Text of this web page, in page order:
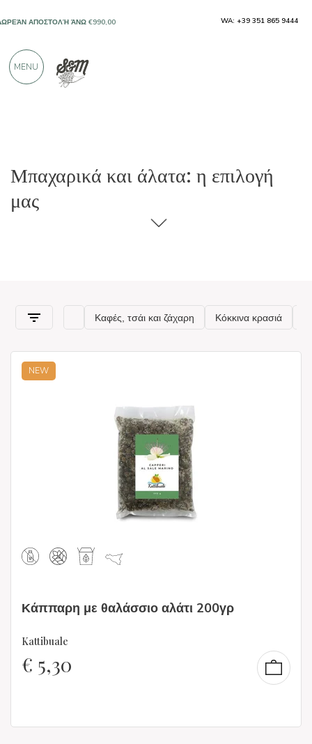
Μπαχαρικά και άλατα: η επιλογή
μας
NEW
Κάππαρη με θαλάσσιο αλάτι 200γρ
Kattibuale
€ 5,30
ΑΠΟΣΤΟΛΉ ΆΝΩ €990,00
ΠΡΟΪΌΝΤΑ ΑΠΌ ΕΞΑΙΡΕΤΙΚΟΎΣ
WA: +39 351 865 9444
MENU